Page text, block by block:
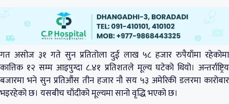
गत असोज ३१ गते सुन प्रतितोला दुई लाख ५८ हजार रुपैयाँमा रहेकोमा
कात्तिक १२ सम्म आइपुग्दा ८.४१ प्रतिशतले मूल्य घटेको थियो। अन्तर्राष्ट्रिय
बजारमा भने सुन प्रतिऔंस तीन हजार नौ सय ५३ अमेरिकी डलरमा कारोबार
भइरहेको छ। यसबीच चाँदीको मूल्यमा सानो वृद्धि भएको छ।